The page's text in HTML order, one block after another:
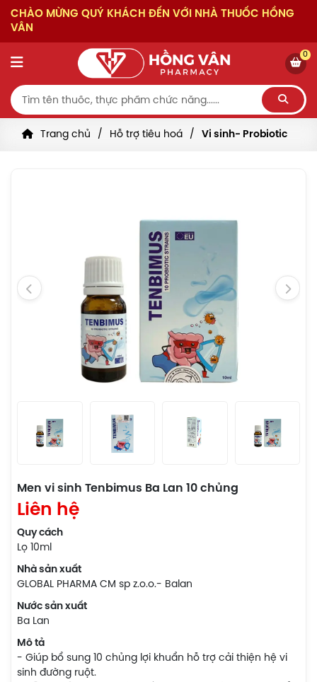
CHÀO MỪNG QUÝ KHÁCH ĐẾN VỚI NHÀ THUỐC HỒNG
VÂN
0
Trang chủ Hỗ trợ tiêu hoá Vi sinh- Probiotic
Men vi sinh Tenbimus Ba Lan 10 chủng
Liên hệ
Quy cách
Lọ 10ml
Nhà sản xuất
GLOBAL PHARMA CM sp z.o.o.- Balan
Nước sản xuất
Ba Lan
Mô tả
- Giúp bổ sung 10 chủng lợi khuẩn hỗ trợ cải thiện hệ vi
sinh đường ruột.